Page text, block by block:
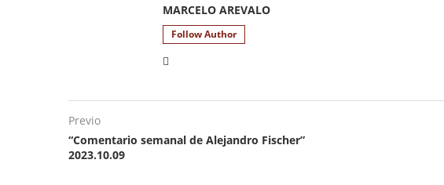
MARCELO AREVALO
Follow Author
Previo
“Comentario semanal de Alejandro Fischer”
2023.10.09